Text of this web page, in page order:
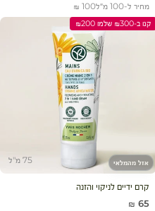
מחיר ל-100 מ״ל 100 ₪
קנו ב-₪300 שלמו ₪200
75 מ"ל אזל מהמלאי
קרם ידיים לניקוי והזנה
מחיר מבצע
65 ₪